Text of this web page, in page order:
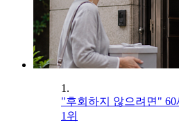
1.
"후회하지 않으려면"
1위